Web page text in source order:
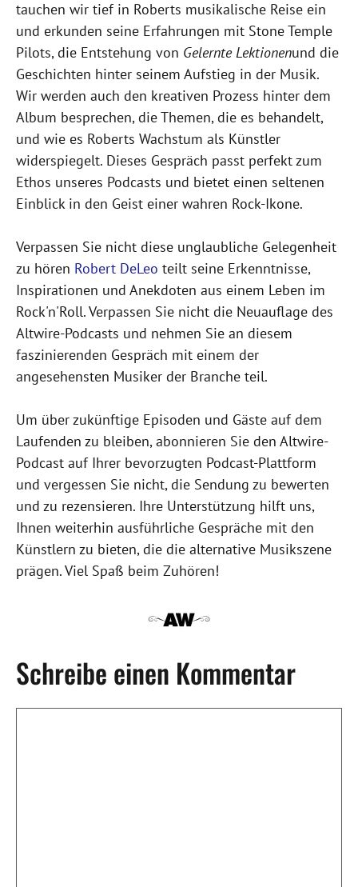
tauchen wir tief in Roberts musikalische Reise ein
und erkunden seine Erfahrungen mit Stone Temple
Pilots, die Entstehung von Gelernte Lektionenund die
Geschichten hinter seinem Aufstieg in der Musik.
Wir werden auch den kreativen Prozess hinter dem
Album besprechen, die Themen, die es behandelt,
und wie es Roberts Wachstum als Künstler
widerspiegelt. Dieses Gespräch passt perfekt zum
Ethos unseres Podcasts und bietet einen seltenen
Einblick in den Geist einer wahren Rock-Ikone.
Verpassen Sie nicht diese unglaubliche Gelegenheit
zu hören Robert DeLeo teilt seine Erkenntnisse,
Inspirationen und Anekdoten aus einem Leben im
Rock'n'Roll. Verpassen Sie nicht die Neuauflage des
Altwire-Podcasts und nehmen Sie an diesem
faszinierenden Gespräch mit einem der
angesehensten Musiker der Branche teil.
Um über zukünftige Episoden und Gäste auf dem
Laufenden zu bleiben, abonnieren Sie den Altwire-
Podcast auf Ihrer bevorzugten Podcast-Plattform
und vergessen Sie nicht, die Sendung zu bewerten
und zu rezensieren. Ihre Unterstützung hilft uns,
Ihnen weiterhin ausführliche Gespräche mit den
Künstlern zu bieten, die die alternative Musikszene
prägen. Viel Spaß beim Zuhören!
Schreibe einen Kommentar